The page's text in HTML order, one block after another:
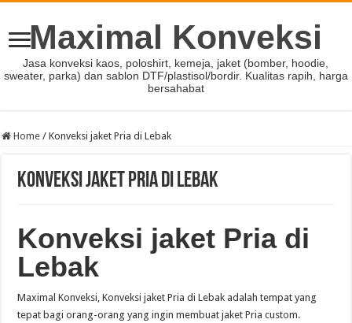
Maximal Konveksi
Jasa konveksi kaos, poloshirt, kemeja, jaket (bomber, hoodie,
sweater, parka) dan sablon DTF/plastisol/bordir. Kualitas rapih, harga
bersahabat
Home / Konveksi jaket Pria di Lebak
Konveksi jaket Pria di Lebak
Konveksi jaket Pria di
Lebak
Maximal Konveksi, Konveksi jaket Pria di Lebak adalah tempat yang
tepat bagi orang-orang yang ingin membuat jaket Pria custom.